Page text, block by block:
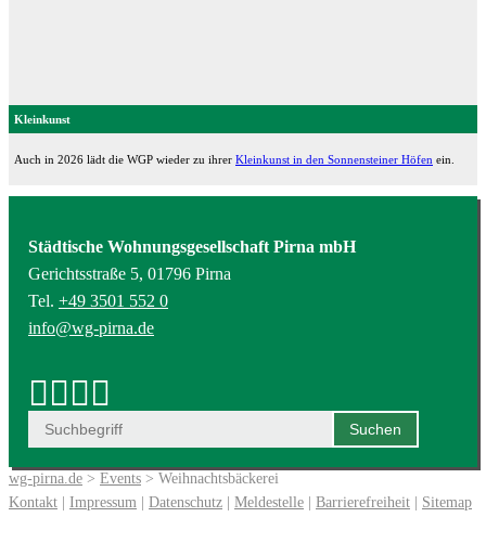
Kleinkunst
Auch in 2026 lädt die WGP wieder zu ihrer Kleinkunst in den Sonnensteiner Höfen ein.
Städtische Wohnungsgesellschaft Pirna mbH
Gerichtsstraße 5, 01796 Pirna
Tel. +49 3501 552 0
info@wg-pirna.de
wg-pirna.de > Events > Weihnachtsbäckerei
Kontakt | Impressum | Datenschutz | Meldestelle | Barrierefreiheit | Sitemap